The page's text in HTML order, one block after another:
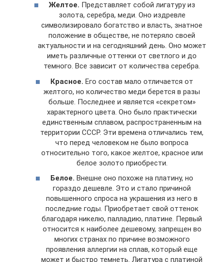
Желтое. Представляет собой лигатуру из
золота, серебра, меди. Оно издревле
символизировало богатство и власть, знатное
положение в обществе, не потеряло своей
актуальности и на сегодняшний день. Оно может
иметь различные оттенки от светлого и до
темного. Все зависит от количества серебра.
Красное. Его состав мало отличается от
желтого, но количество меди берется в разы
больше. Последнее и является «секретом»
характерного цвета. Оно было практически
единственным сплавом, распространенным на
территории СССР. Эти времена отличались тем,
что перед человеком не было вопроса
относительно того, какое желтое, красное или
белое золото приобрести.
Белое. Внешне оно похоже на платину, но
гораздо дешевле. Это и стало причиной
повышенного спроса на украшения из него в
последние годы. Приобретает свой оттенок
благодаря никелю, палладию, платине. Первый
относится к наиболее дешевому, запрещен во
многих странах по причине возможного
проявления аллергии на сплав, который еще
может и быстро темнеть. Лигатура с платиной